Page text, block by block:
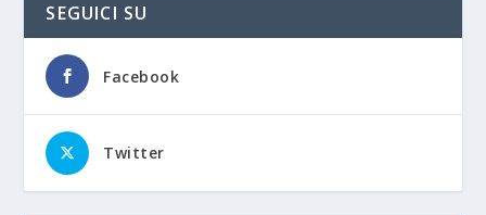
SEGUICI SU
Facebook
Twitter